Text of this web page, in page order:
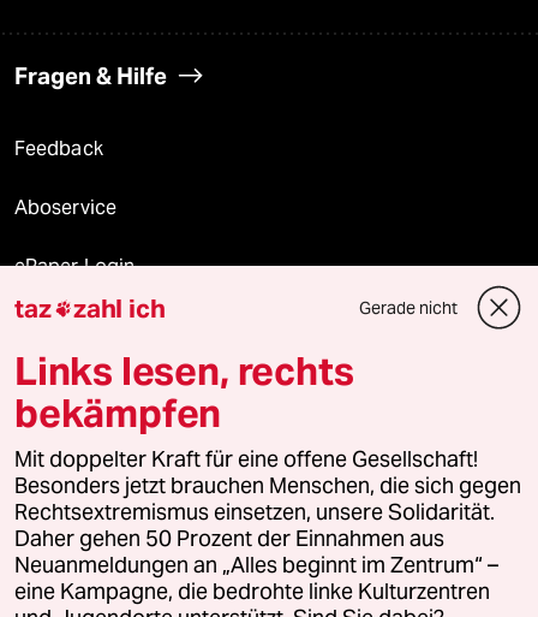
Fragen & Hilfe
Feedback
Aboservice
ePaper Login
Downloads für Abonnierende
© 2026 taz Verlags und Vertriebs GmbH
Alle Rechte vorbehalten. Bei rechtlichen Fragen oder für Genehmigungen
wenden Sie sich bitte an
lizenzen@taz.de
Feedback Redaktionsstatut Kommune-Richtlinien
Leitlinie Informant Datenschutz Impressum AGB
taz zahl ich Gerade nicht
Links lesen, rechts
bekämpfen
Mit doppelter Kraft für eine offene Gesellschaft!
Besonders jetzt brauchen Menschen, die sich gegen
Rechtsextremismus einsetzen, unsere Solidarität.
Daher gehen 50 Prozent der Einnahmen aus
Neuanmeldungen an „Alles beginnt im Zentrum“ –
eine Kampagne, die bedrohte linke Kulturzentren